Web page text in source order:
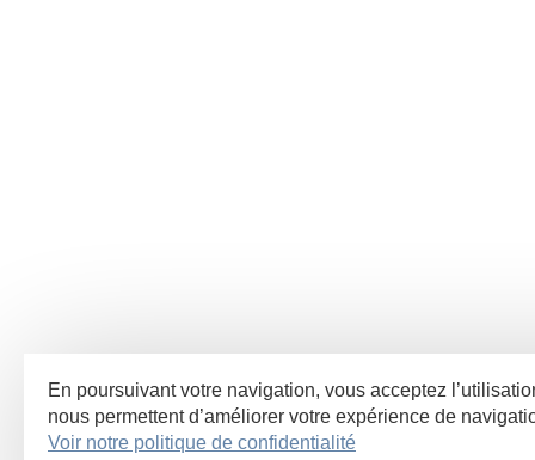
En poursuivant votre navigation, vous acceptez
nous permettent d’améliorer votre expérience de
Voir notre politique de confidentialité